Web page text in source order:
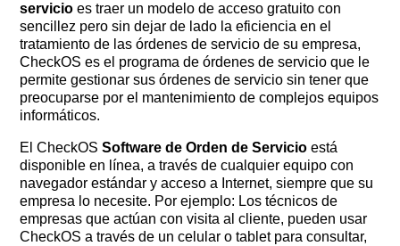
servicio es traer un modelo de acceso gratuito con
sencillez pero sin dejar de lado la eficiencia en el
tratamiento de las órdenes de servicio de su empresa,
CheckOS es el programa de órdenes de servicio que le
permite gestionar sus órdenes de servicio sin tener que
preocuparse por el mantenimiento de complejos equipos
informáticos.
El CheckOSSoftware de Orden de Servicio está
disponible en línea, a través de cualquier equipo con
navegador estándar y acceso a Internet, siempre que su
empresa lo necesite. Por ejemplo: Los técnicos de
empresas que actúan con visita al cliente, pueden usar
CheckOS a través de un celular o tablet para consultar,